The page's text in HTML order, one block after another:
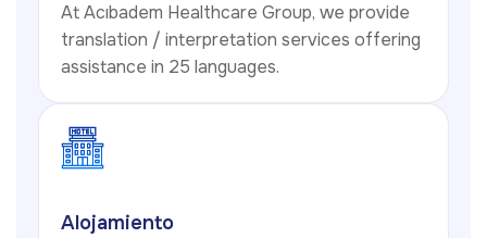
At Acıbadem Healthcare Group, we provide
translation / interpretation services offering
assistance in 25 languages.
Alojamiento